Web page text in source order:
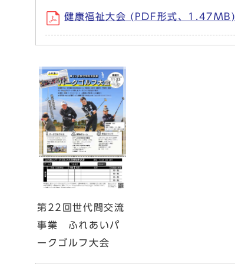
健康福祉大会 (PDF形式、1.47MB)
第22回世代間交流
事業 ふれあいパ
ークゴルフ大会